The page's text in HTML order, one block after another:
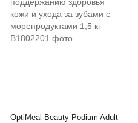
OptiMeal Beauty Podium Adult